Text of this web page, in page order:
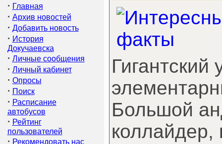
· Главная
· Архив новостей
· Добавить новость
· История
Докучаевска
· Личные сообщения
· Личный кабинет
· Опросы
· Поиск
· Расписание
автобусов
· Рейтинг
пользователей
· Рекомендовать нас
Гигантский
Большой
коллайдер,